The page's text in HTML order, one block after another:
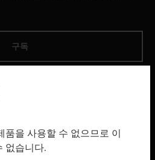
구독
품을 사용할 수 없으므로 이
없습니다.